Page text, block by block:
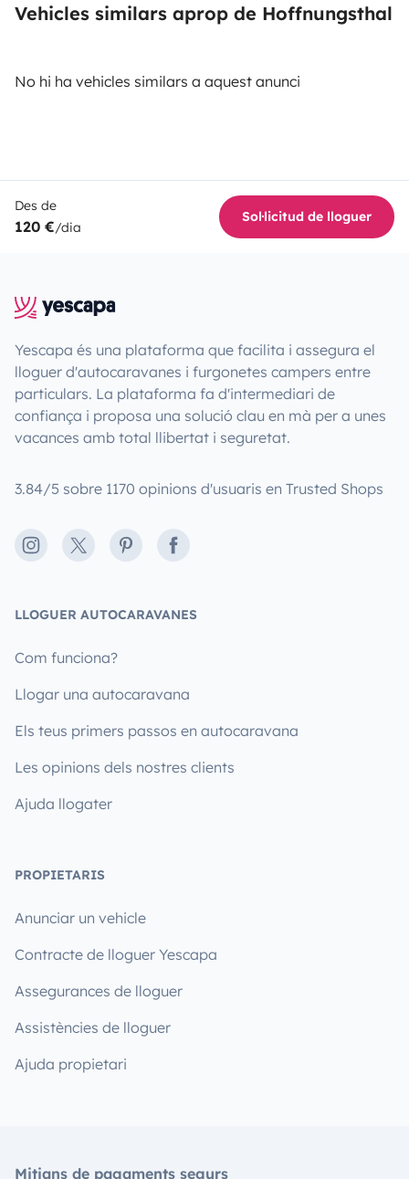
Vehicles similars aprop de Hoffnungsthal
No hi ha vehicles similars a aquest anunci
Des de
120 €/dia
Sol·licitud de lloguer
Yescapa és una plataforma que facilita i assegura el
lloguer d'autocaravanes i furgonetes campers entre
particulars. La plataforma fa d'intermediari de
confiança i proposa una solució clau en mà per a unes
vacances amb total llibertat i seguretat.
3.84/5 sobre 1170 opinions d'usuaris en Trusted Shops
Instagram
X PinterestFacebook
LLOGUER AUTOCARAVANES
Com funciona?
Llogar una autocaravana
Els teus primers passos en autocaravana
Les opinions dels nostres clients
Ajuda llogater
PROPIETARIS
Anunciar un vehicle
Contracte de lloguer Yescapa
Assegurances de lloguer
Assistències de lloguer
Ajuda propietari
Mitjans de pagaments segurs